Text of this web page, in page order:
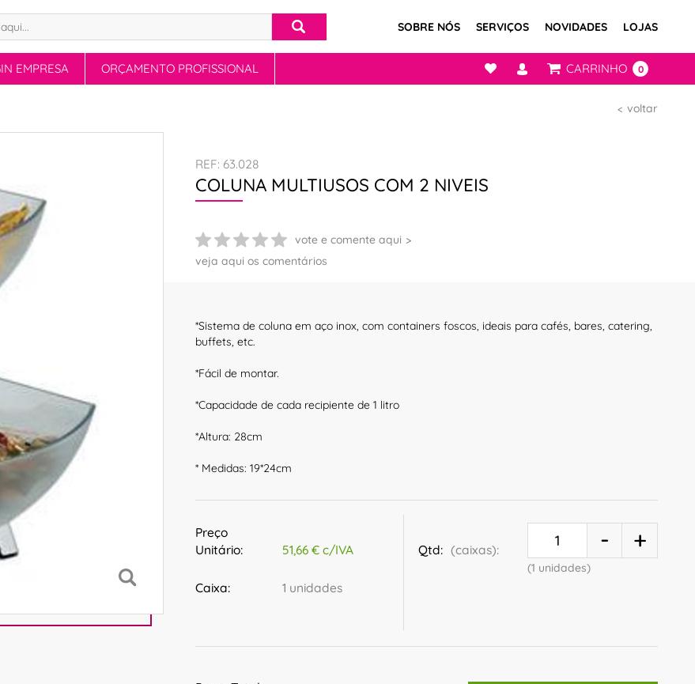
SOBRE NÓS SERVIÇOS NOVIDADES LOJAS
EMPRESA ORÇAMENTO PROFISSIONAL CARRINHO 0
voltar
REF: 63.028
COLUNA MULTIUSOS COM 2 NIVEIS
vote e comente aqui
veja aqui os comentários
*Sistema de coluna em aço inox, com containers foscos, ideais para cafés, bares, catering,
buffets, etc.
*Fácil de montar.
*Capacidade de cada recipiente de 1 litro
*Altura: 28cm
* Medidas: 19*24cm
Preço
Unitário:
51,66 € c/IVA
Caixa: 1 unidades
Qtd: (caixas):
(1 unidades)